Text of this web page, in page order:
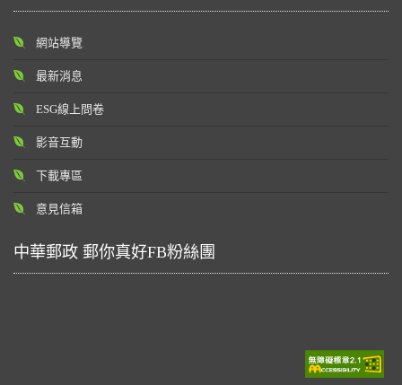
網站導覽
最新消息
ESG線上問卷
影音互動
下載專區
意見信箱
中華郵政 郵你真好FB粉絲團